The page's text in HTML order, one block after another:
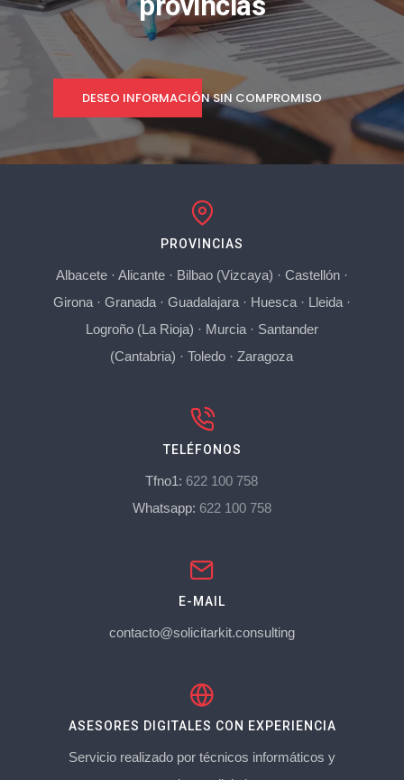
DESEO INFORMACIÓN SIN COMPROMISO
PROVINCIAS
Albacete· Alicante· Bilbao (Vizcaya) · Castellón·
Girona· Granada· Guadalajara· Huesca· Lleida·
Logroño (La Rioja) · Murcia· Santander
(Cantabria) ·Toledo ·Zaragoza
TELÉFONOS
Tfno1: 622 100 758
Whatsapp: 622 100 758
E-MAIL
contacto@solicitarkit.consulting
ASESORES DIGITALES CON EXPERIENCIA
Servicio realizado por técnicos informáticos y